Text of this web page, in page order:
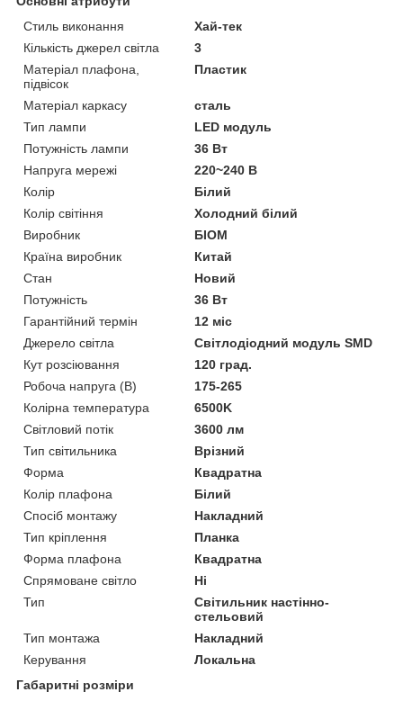
Стиль виконання
Хай-тек
Кількість джерел світла
3
Матеріал плафона,
підвісок
Пластик
Матеріал каркасу
сталь
Тип лампи
LED модуль
Потужність лампи
36 Вт
Напруга мережі
220~240 В
Колір
Білий
Колір світіння
Холодний білий
Виробник
БІОМ
Країна виробник
Китай
Стан
Новий
Потужність
36 Вт
Гарантійний термін
12 міс
Джерело світла
Світлодіодний модуль SMD
Кут розсіювання
120 град.
Робоча напруга (В)
175-265
Колірна температура
6500K
Світловий потік
3600 лм
Тип світильника
Врізний
Форма
Квадратна
Колір плафона
Білий
Спосіб монтажу
Накладний
Тип кріплення
Планка
Форма плафона
Квадратна
Спрямоване світло
Ні
Тип
Світильник настінно-
стельовий
Тип монтажа
Накладний
Керування
Локальна
Габаритні розміри